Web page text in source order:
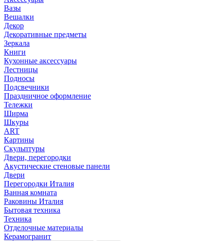
Вазы
Вешалки
Декор
Декоративные предметы
Зеркала
Книги
Кухонные аксессуары
Лестницы
Подносы
Подсвечники
Праздничное оформление
Тележки
Ширма
Шкуры
ART
Картины
Скульптуры
Двери, перегородки
Акустические стеновые панели
Двери
Перегородки Италия
Ванная комната
Раковины Италия
Бытовая техника
Техника
Отделочные материалы
Керамогранит